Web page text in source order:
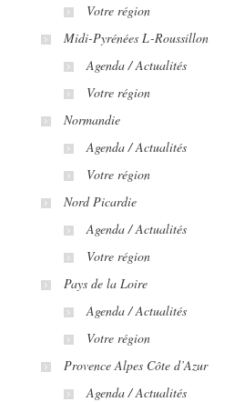
Votre région
Midi-Pyrénées L-Roussillon
Agenda / Actualités
Votre région
Normandie
Agenda / Actualités
Votre région
Nord Picardie
Agenda / Actualités
Votre région
Pays de la Loire
Agenda / Actualités
Votre région
Provence Alpes Côte d’Azur
Agenda / Actualités